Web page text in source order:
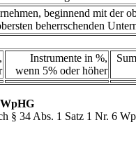
beginnend mit der
beherrschenden
Instrumente in %,
wenn 5% oder höher
§ 34 Abs. 1 Satz 1 Nr. 6